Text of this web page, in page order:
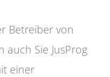
Betreiber von
Sie JusProg
einer